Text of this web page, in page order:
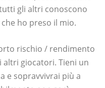
gli altri conoscono
ho preso il mio.
rischio / rendimento
giocatori. Tieni un
e sopravvivrai più a